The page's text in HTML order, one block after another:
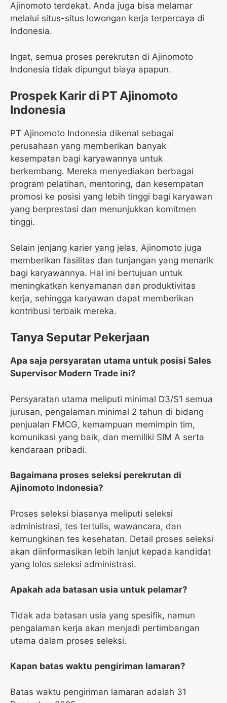
Ajinomoto terdekat. Anda juga bisa melamar
melalui situs-situs lowongan kerja terpercaya di
Indonesia.
Ingat, semua proses perekrutan di Ajinomoto
Indonesia tidak dipungut biaya apapun.
Prospek Karir di PT Ajinomoto
Indonesia
PT Ajinomoto Indonesia dikenal sebagai
perusahaan yang memberikan banyak
kesempatan bagi karyawannya untuk
berkembang. Mereka menyediakan berbagai
program pelatihan, mentoring, dan kesempatan
promosi ke posisi yang lebih tinggi bagi karyawan
yang berprestasi dan menunjukkan komitmen
tinggi.
Selain jenjang karier yang jelas, Ajinomoto juga
memberikan fasilitas dan tunjangan yang menarik
bagi karyawannya. Hal ini bertujuan untuk
meningkatkan kenyamanan dan produktivitas
kerja, sehingga karyawan dapat memberikan
kontribusi terbaik mereka.
Tanya Seputar Pekerjaan
Apa saja persyaratan utama untuk posisi Sales
Supervisor Modern Trade ini?
Persyaratan utama meliputi minimal D3/S1 semua
jurusan, pengalaman minimal 2 tahun di bidang
penjualan FMCG, kemampuan memimpin tim,
komunikasi yang baik, dan memiliki SIM A serta
kendaraan pribadi.
Bagaimana proses seleksi perekrutan di
Ajinomoto Indonesia?
Proses seleksi biasanya meliputi seleksi
administrasi, tes tertulis, wawancara, dan
kemungkinan tes kesehatan. Detail proses seleksi
akan diinformasikan lebih lanjut kepada kandidat
yang lolos seleksi administrasi.
Apakah ada batasan usia untuk pelamar?
Tidak ada batasan usia yang spesifik, namun
pengalaman kerja akan menjadi pertimbangan
utama dalam proses seleksi.
Kapan batas waktu pengiriman lamaran?
Batas waktu pengiriman lamaran adalah 31